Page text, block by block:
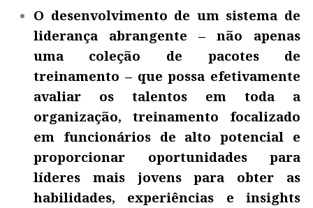
O desenvolvimento de um sistema de
liderança abrangente – não apenas
uma coleção de pacotes de
treinamento – que possa efetivamente
avaliar os talentos em toda a
organização, treinamento focalizado
em funcionários de alto potencial e
proporcionar oportunidades para
líderes mais jovens para obter as
habilidades, experiências e insights